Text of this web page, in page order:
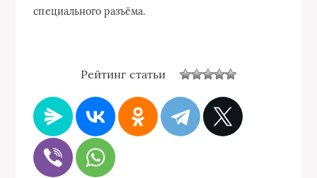
специального разъёма.
Рейтинг статьи